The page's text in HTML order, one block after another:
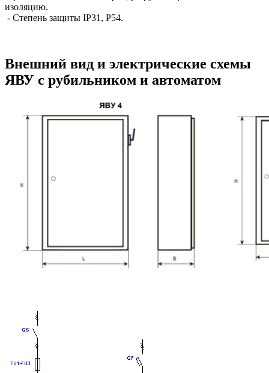
изоляцию.
- Степень защиты IP31, P54.
Внешний вид и электрические схемы
ЯВУ с рубильником и автоматом